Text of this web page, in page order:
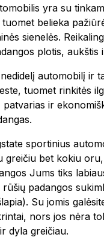
yra su
tuomet belieka
sienelės.
plotis, aukštis
automobilį ir
tuomet rinkitės
ir
sportinius
greičiu bet kokiu
Jums tiks
padangos
Su jomis
nors jos nėra
dyla greičiau.